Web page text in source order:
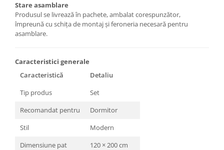
Stare asamblare
Produsul se livrează în pachete, ambalat corespunzător,
împreună cu schița de montaj și feroneria necesară pentru
asamblare.
Caracteristici generale
Caracteristică
Detaliu
Tip produs
Set
Recomandat pentru
Dormitor
Stil
Modern
Dimensiune pat
120 × 200 cm